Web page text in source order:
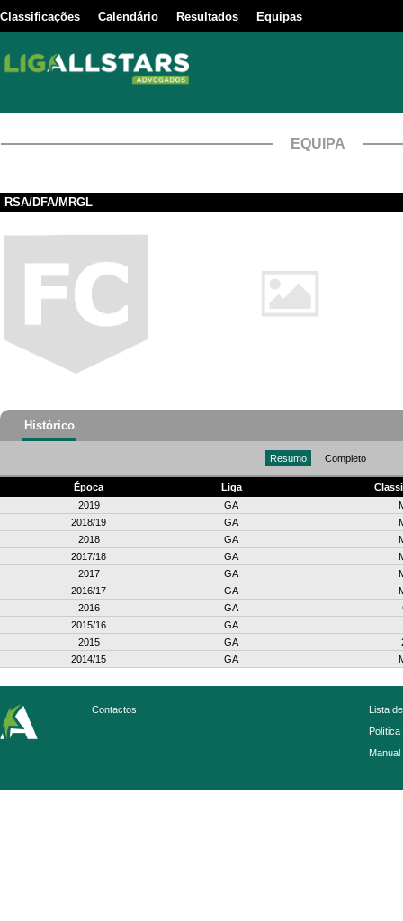
Classificações Calendário Resultados Equipas
EQUIPA
RSA/DFA/MRGL
Histórico
Resumo Completo
Época Liga
2019
GA
2018/19
GA
2018
GA
2017/18
GA
2017
GA
2016/17
GA
2016
GA
2015/16
GA
2015
GA
2014/15
GA
Contactos
Lista
Política